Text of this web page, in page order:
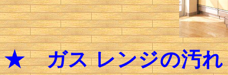
★ガス レンジの汚れ